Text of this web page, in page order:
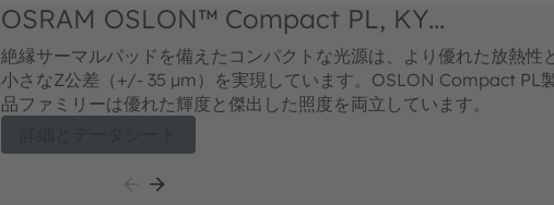
OSRAM OSLON™ Compact PL, KY
CELNM2.FY
絶縁サーマルパッドを備えたコンパクトな光源は、より優れた放熱性
小さなZ公差（+/- 35 µm）を実現しています。OSLON Compact PL
品ファミリーは優れた輝度と傑出した照度を両立しています。